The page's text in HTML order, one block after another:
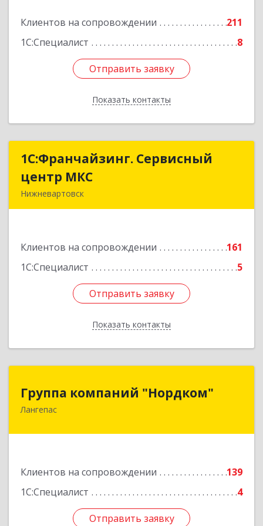
Клиентов на сопровождении
211
1С:Специалист
8
Отправить заявку
Показать контакты
Подробнее
Отправить заявку
Назад
1С:Франчайзинг. Сервисный
центр МКС
Нижневартовск
Клиентов на сопровождении
161
1С:Специалист
5
Отправить заявку
Показать контакты
1С:Франчайзинг. Сервисный
Подробнее
Отправить заявку
Назад
Группа компаний "Нордком"
Лангепас
Клиентов на сопровождении
139
1С:Специалист
4
Отправить заявку
Группа компаний "Нордком"
628672, Тюменская обл, Лангепас г., Солнечная
Отправить заявку